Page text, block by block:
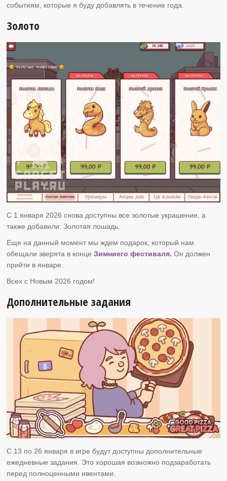
событиям, которые я буду добавлять в течение года.
Золото
С 1 января 2026 снова доступны все золотые украшение, а
также добавили: Золотая лошадь.
Еще на данный момент мы ждем подарок, который нам
обещали зверята в концеЗимниего фестиваля. Он должен
прийти в январе.
Всех с Новым 2026 годом!
Дополнительные задания
C 13 по 26 января в игре будут доступны дополнительные
ежедневные задания. Это хорошая возможно подзаработать
перед полноценными ивентами.